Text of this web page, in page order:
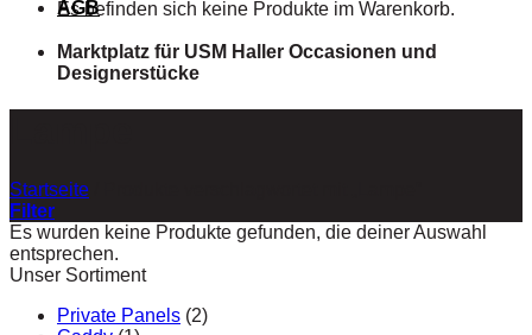
Es befinden sich keine Produkte im Warenkorb.
AGB
Marktplatz für USM Haller Occasionen und
Designerstücke
Startseite
Filter
Es wurden keine Produkte gefunden, die deiner Auswahl
entsprechen.
Unser Sortiment
Private Panels (2)